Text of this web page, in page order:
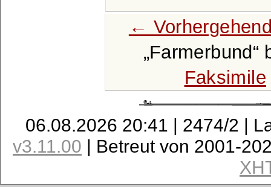
←
Farmerbund
Faksimile
06.08.2026 20:41 | 2474/2 |
v3.11.00 | Betreut von 2001-